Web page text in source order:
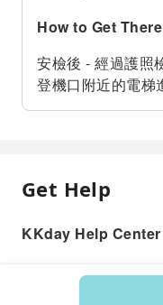
How to Get There
安檢後 - 經過護照
登機口附近的電梯
Get Help
KKday Help Center